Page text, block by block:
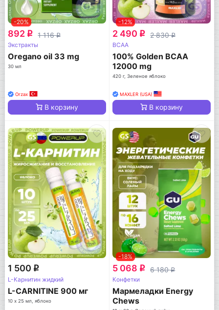
-20%
892 q 1 116q
Экстракты
Oregano oil 33 mg
30 мл
Orzax
В корзину
-12%
2 490 q 2 830q
BCAA
100% Golden BCAA
12000 mg
420 г, Зеленое яблоко
MAXLER (USA)
В корзину
1 500 q
L-Карнитин жидкий
L-CARNITINE 900 мг
10 х 25 мл, яблоко
-18%
5 068 q 6 180q
Конфетки
Мармеладки Energy
Chews